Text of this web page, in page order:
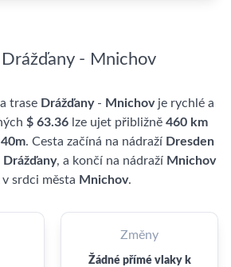
- Mnichov
trase Drážďany- Mnichovje rychlé a
$ 63.36lze ujet přibližně 460 km
. Cesta začíná na nádraží Dresden
Drážďany, a končí na nádraží Mnichov
v srdci města Mnichov.
Změny
Žádné přímé vlaky k